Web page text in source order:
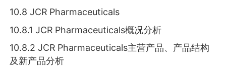
10.8 JCR Pharmaceuticals
10.8.1 JCR Pharmaceuticals概况分析
10.8.2 JCR Pharmaceuticals主营产品、产品结构
及新产品分析